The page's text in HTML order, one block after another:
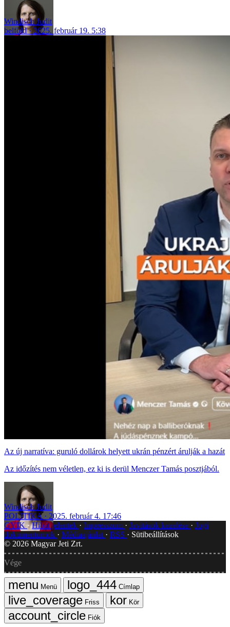
Windisch Judit
belföld
2025. február 19. 5:38
Az új narratíva: guruló dollárok helyett ukrán pénzért árulják a hazát
Az időzítés nem véletlen, ez ki is derül Menczer Tamás posztjából.
Windisch Judit
POLITIKA
2025. február 4. 17:46
GYIK Hibát jelentek Impresszum Javítások kezelése
Jogi
dokumentumok
Médiaajánlat RSS
Sütibeállítások
© 2026 Magyar Jeti Zrt.
Vége
Menü
Címlap
Friss
Kör
Fiók